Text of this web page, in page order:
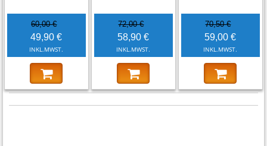
60,00 €
49,90 €
INKL.MWST.
72,00 €
58,90 €
INKL.MWST.
70,50 €
59,00 €
INKL.MWST.